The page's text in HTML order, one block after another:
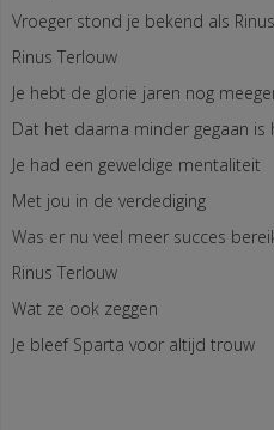
Vroeger stond je bekend als
Rinus Terlouw
Je hebt de glorie jaren nog
Dat het daarna minder gegaan
Je had een geweldige mentaliteit
Met jou in de verdediging
Was er nu veel meer succes
Rinus Terlouw
Wat ze ook zeggen
Je bleef Sparta voor altijd trouw